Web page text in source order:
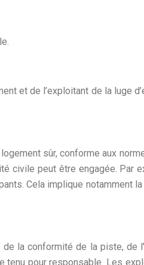
et de l’exploitant de la luge
sûr, conforme aux
civile peut être engagée. Par
Cela implique notamment
la conformité de la piste, de
pour responsable. Les